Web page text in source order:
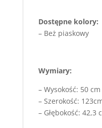
Dostępne kolory:
– Beż piaskowy
Wymiary:
– Wysokość: 50 cm
– Szerokość:
– Głębokość: 42,3